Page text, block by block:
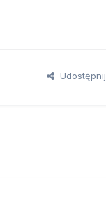
Udostępnij